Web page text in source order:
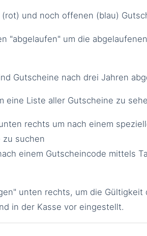
und noch offenen (blau)
"abgelaufen" um die
Gutscheine nach drei Jahren
eine Liste aller Gutscheine zu
rechts um nach einem
zu suchen
einem Gutscheincode mittels
unten rechts, um die Gültigkeit
in der Kasse vor eingestellt.